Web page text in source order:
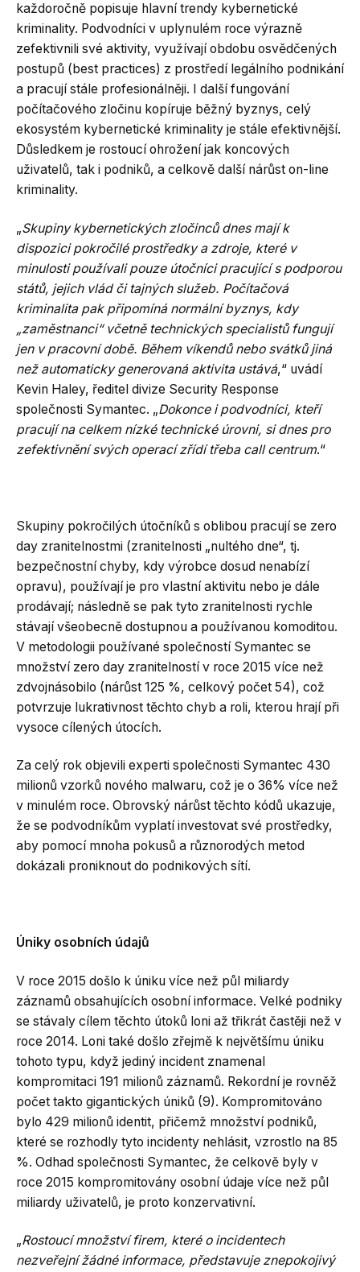
každoročně popisuje hlavní trendy kybernetické
kriminality. Podvodníci v uplynulém roce výrazně
zefektivnili své aktivity, využívají obdobu osvědčených
postupů (best practices) z prostředí legálního podnikání
a pracují stále profesionálněji. I další fungování
počítačového zločinu kopíruje běžný byznys, celý
ekosystém kybernetické kriminality je stále efektivnější.
Důsledkem je rostoucí ohrožení jak koncových
uživatelů, tak i podniků, a celkově další nárůst on-line
kriminality.
„Skupiny kybernetických zločinců dnes mají k
dispozici pokročilé prostředky a zdroje, které v
minulosti používali pouze útočníci pracující s podporou
států, jejich vlád či tajných služeb. Počítačová
kriminalita pak připomíná normální byznys, kdy
„zaměstnanci“ včetně technických specialistů fungují
jen v pracovní době. Během víkendů nebo svátků jiná
než automaticky generovaná aktivita ustává,“ uvádí
Kevin Haley, ředitel divize Security Response
společnosti Symantec. „Dokonce i podvodníci, kteří
pracují na celkem nízké technické úrovni, si dnes pro
zefektivnění svých operací zřídí třeba call centrum.“
Skupiny pokročilých útočníků s oblibou pracují se zero
day zranitelnostmi (zranitelnosti „nultého dne“, tj.
bezpečnostní chyby, kdy výrobce dosud nenabízí
opravu), používají je pro vlastní aktivitu nebo je dále
prodávají; následně se pak tyto zranitelnosti rychle
stávají všeobecně dostupnou a používanou komoditou.
V metodologii používané společností Symantec se
množství zero day zranitelností v roce 2015 více než
zdvojnásobilo (nárůst 125 %, celkový počet 54), což
potvrzuje lukrativnost těchto chyb a roli, kterou hrají při
vysoce cílených útocích.
Za celý rok objevili experti společnosti Symantec 430
milionů vzorků nového malwaru, což je o 36% více než
v minulém roce. Obrovský nárůst těchto kódů ukazuje,
že se podvodníkům vyplatí investovat své prostředky,
aby pomocí mnoha pokusů a různorodých metod
dokázali proniknout do podnikových sítí.
Úniky osobních údajů
V roce 2015 došlo k úniku více než půl miliardy
záznamů obsahujících osobní informace. Velké podniky
se stávaly cílem těchto útoků loni až třikrát častěji než v
roce 2014. Loni také došlo zřejmě k největšímu úniku
tohoto typu, když jediný incident znamenal
kompromitaci 191 milionů záznamů. Rekordní je rovněž
počet takto gigantických úniků (9). Kompromitováno
bylo 429 milionů identit, přičemž množství podniků,
které se rozhodly tyto incidenty nehlásit, vzrostlo na 85
%. Odhad společnosti Symantec, že celkově byly v
roce 2015 kompromitovány osobní údaje více než půl
miliardy uživatelů, je proto konzervativní.
„Rostoucí množství firem, které o incidentech
nezveřejní žádné informace, představuje znepokojivý